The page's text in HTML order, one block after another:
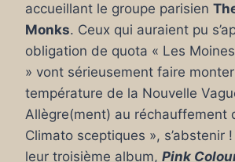
accueillant le groupe parisien
Monks. Ceux qui auraient pu
obligation de quota « Les
» vont sérieusement faire
température de la Nouvelle
Allègre(ment) au réchauffement
Climato sceptiques », s’abstenir !
leur troisième album, Pink